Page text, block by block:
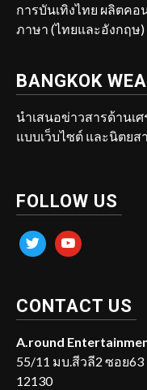
การบันเทิงไทย ผลิตค
ภาษา (ไทยและอังกฤษ)
BANGKOK
นำเสนอข่าวสารด้านเ
แบบเว็บไซต์ และนิตยส
FOLLOW US
twitter youtube
CONTACT US
A.round
55/11 มบ.สีวลี2 ซอย
12130